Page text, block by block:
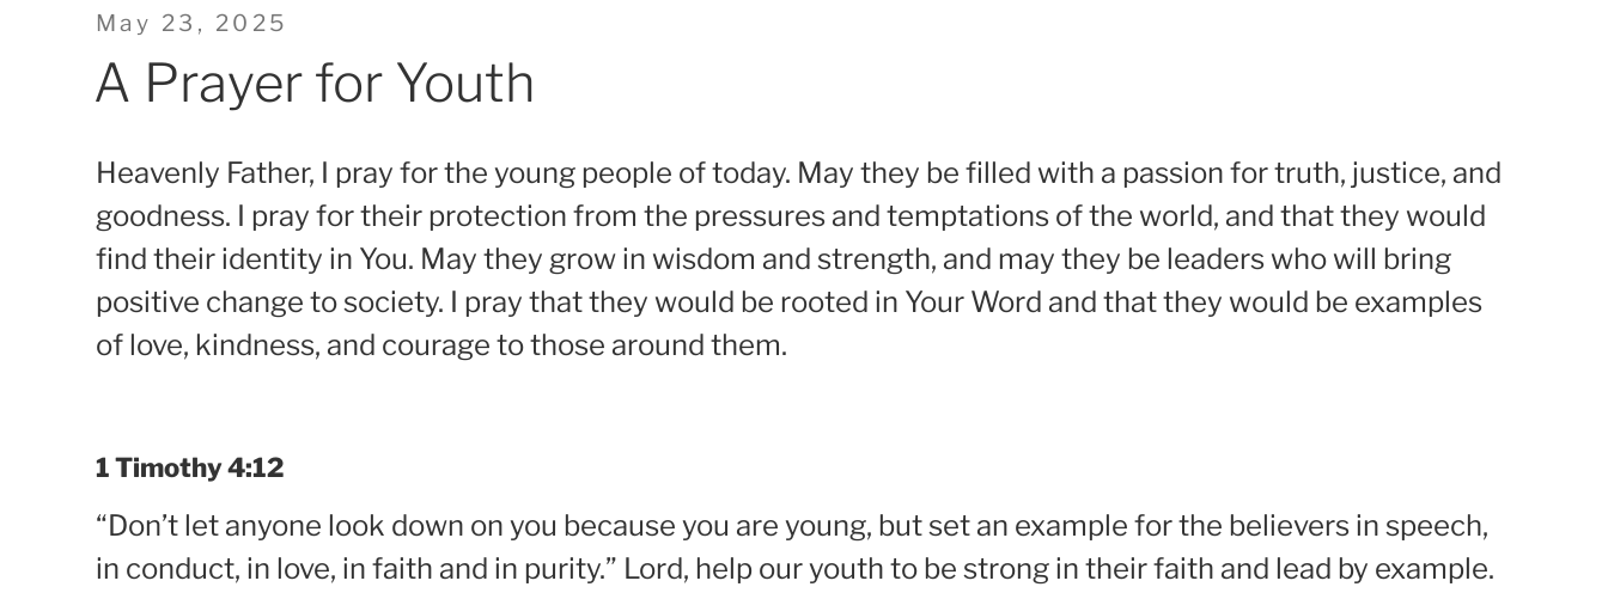
Posted
on
May 23, 2025
A Prayer for Youth
Heavenly Father, I pray for the young people of today. May they be filled with a passion for truth, justice, and
goodness. I pray for their protection from the pressures and temptations of the world, and that they would
find their identity in You. May they grow in wisdom and strength, and may they be leaders who will bring
positive change to society. I pray that they would be rooted in Your Word and that they would be examples
of love, kindness, and courage to those around them.
1 Timothy 4:12
“Don’t let anyone look down on you because you are young, but set an example for the believers in speech,
in conduct, in love, in faith and in purity.” Lord, help our youth to be strong in their faith and lead by example.